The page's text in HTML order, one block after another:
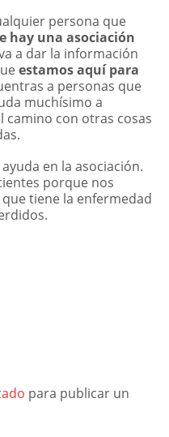
persona que
hay una asociación
a dar la información
estamos aquí para
a personas que
muchísimo a
con otras cosas
en la asociación.
porque nos
tiene la enfermedad
para publicar un